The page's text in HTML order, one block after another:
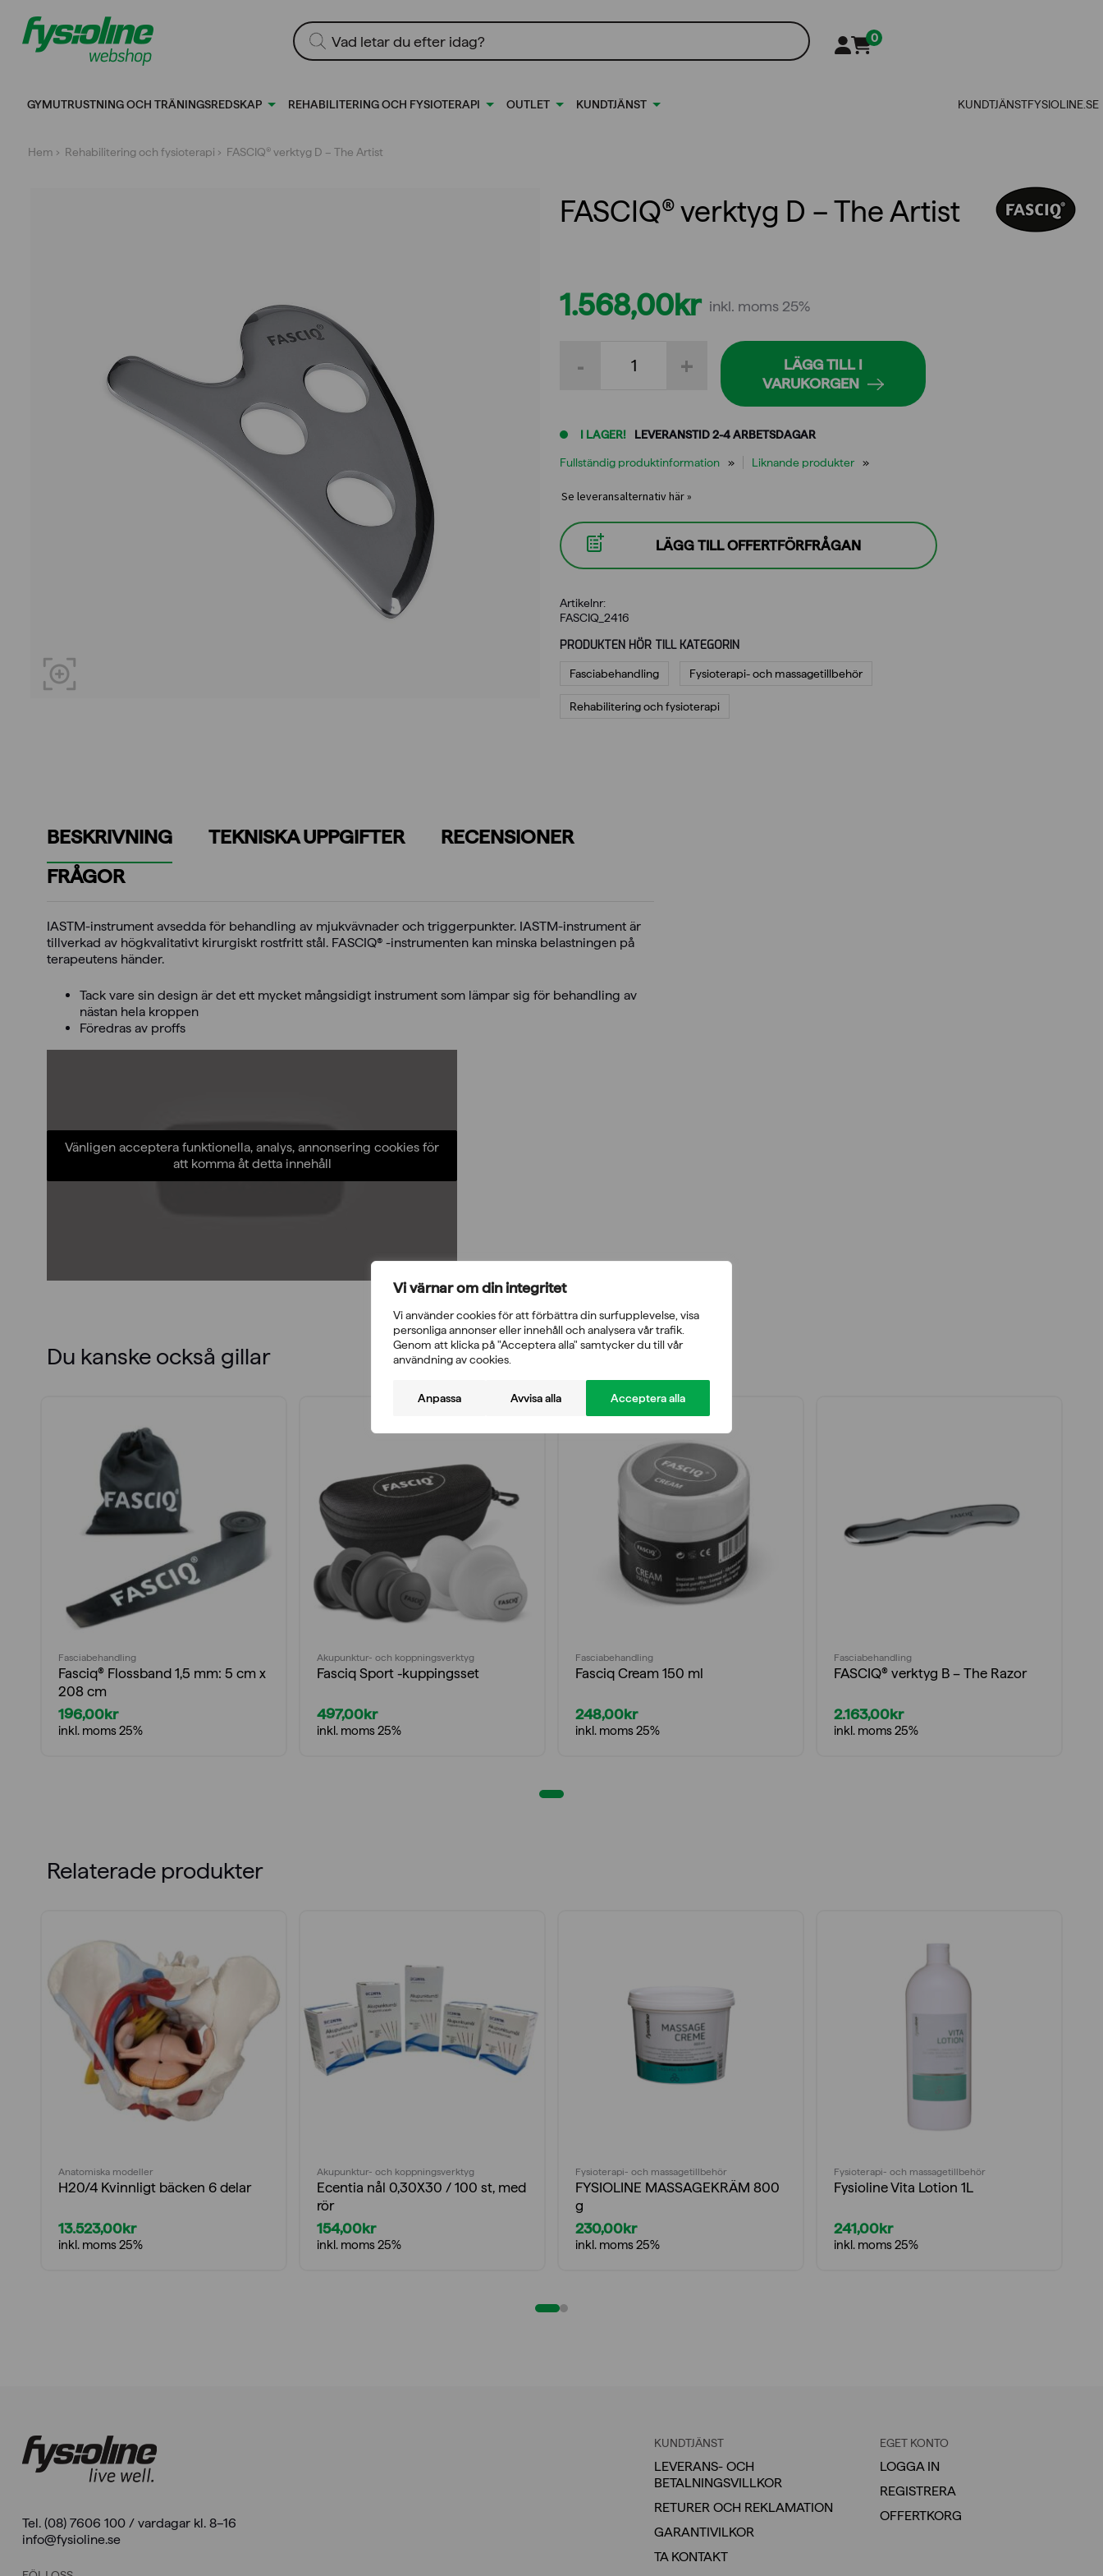
Vi värnar om din integritet
Vi använder cookies för att förbättra din surfupplevelse, visa
personliga annonser eller innehåll och analysera vår trafik.
Genom att klicka på "Acceptera alla" samtycker du till vår
användning av cookies.
Anpassa Avvisa alla Acceptera alla
innehållet
Produktsökning
0
GYMUTRUSTNING OCH TRÄNINGSREDSKAP REHABILITERING OCH FYSIOTERAPI OUTLET KUNDTJÄNST KUNDTJÄNSTFYSIOLINE.SE
Hem › Rehabilitering och fysioterapi › FASCIQ® verktyg D – The Artist
FASCIQ® verktyg D – The Artist
1.568,00kr inkl. moms 25%
I LAGER! LEVERANSTID 2-4 ARBETSDAGAR
+
verktyg
Artist
-
LÄGG TILL I
VARUKORGEN
Fullständig produktinformation Liknande produkter
Se leveransalternativ här »
LÄGG TILL OFFERTFÖRFRÅGAN
Artikelnr:
FASCIQ_2416
PRODUKTEN HÖR TILL KATEGORIN
Fasciabehandling Fysioterapi- och massagetillbehör
Rehabilitering och fysioterapi
BESKRIVNING TEKNISKA UPPGIFTER
RECENSIONER
FRÅGOR
IASTM-instrument avsedda för behandling av mjukvävnader och triggerpunkter. IASTM-instrument är
tillverkad av högkvalitativt kirurgiskt rostfritt stål. FASCIQ® -instrumenten kan minska belastningen på
terapeutens händer.
Tack vare sin design är det ett mycket mångsidigt instrument som lämpar sig för behandling av
nästan hela kroppen
Föredras av proffs
Vänligen acceptera funktionella, analys, annonsering cookies för
att komma åt detta innehåll
Du kanske också gillar
Fasciabehandling
Fasciq® Flossband 1,5 mm: 5 cm x
208 cm
196,00kr
inkl. moms 25%
Akupunktur- och koppningsverktyg
Fasciq Sport -kuppingsset
497,00kr
inkl. moms 25%
Fasciabehandling
Fasciq Cream 150 ml
248,00kr
inkl. moms 25%
Fasciabehandling
FASCIQ® verktyg B – The Razor
2.163,00kr
inkl. moms 25%
Relaterade produkter
Anatomiska modeller
H20/4 Kvinnligt bäcken 6 delar
13.523,00kr
inkl. moms 25%
Akupunktur- och koppningsverktyg
Ecentia nål 0,30X30 / 100 st, med
rör
154,00kr
inkl. moms 25%
Fysioterapi- och massagetillbehör
FYSIOLINE MASSAGEKRÄM 800
g
230,00kr
inkl. moms 25%
Fysioterapi- och massagetillbehör
Fysioline Vita Lotion 1L
241,00kr
inkl. moms 25%
Tel. (08) 7606 100 / vardagar kl. 8–16
info@fysioline.se
KUNDTJÄNST
LEVERANS- OCH
BETALNINGSVILLKOR
RETURER OCH REKLAMATION
GARANTIVILKOR
TA KONTAKT
EGET KONTO
LOGGA IN
REGISTRERA
OFFERTKORG